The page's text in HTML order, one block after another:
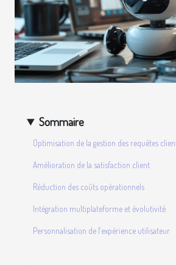
Sommaire
Optimisation de la gestion des requêtes
Amélioration de la satisfaction client
Réduction des coûts opérationnels
Intégration multiplateforme et évolutivité
Personnalisation de l'expérience utilisateur